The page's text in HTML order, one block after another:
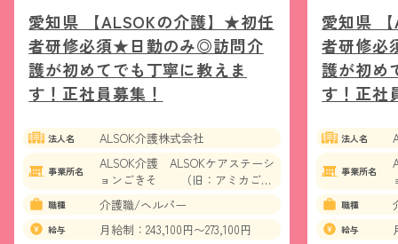
愛知県 【ALSOKの介護】★初任
者研修必須★日勤のみ◎訪問介
護が初めてでも丁寧に教えま
す！正社員募集！
法人名 ALSOK介護株式会社
事業所名
ALSOK介護 ALSOKケアステーシ
ョンごきそ （旧：アミカごき
そ介護センター）
職種 介護職/ヘルパー
給与 月給制：243,100円〜273,100円
愛知県
者研修
護が初め
す！正社
法人名
事業所名
職種
給与